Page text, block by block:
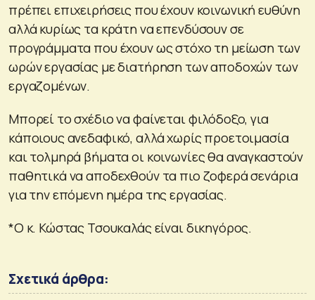
πρέπει επιχειρήσεις που έχουν κοινωνική ευθύνη
αλλά κυρίως τα κράτη να επενδύσουν σε
προγράμματα που έχουν ως στόχο τη μείωση των
ωρών εργασίας με διατήρηση των αποδοχών των
εργαζομένων.
Μπορεί το σχέδιο να φαίνεται φιλόδοξο, για
κάποιους ανεδαφικό, αλλά χωρίς προετοιμασία
και τολμηρά βήματα οι κοινωνίες θα αναγκαστούν
παθητικά να αποδεχθούν τα πιο ζοφερά σενάρια
για την επόμενη ημέρα της εργασίας.
*Ο κ. Κώστας Τσουκαλάς είναι δικηγόρος.
Σχετικά άρθρα: